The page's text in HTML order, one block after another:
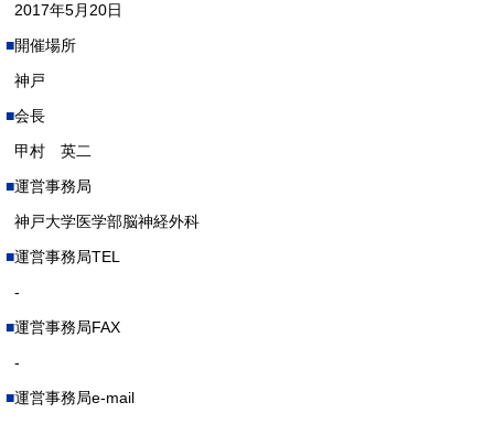
2017年5月20日
開催場所
神戸
会長
甲村 英二
運営事務局
神戸大学医学部脳神経外科
運営事務局TEL
-
運営事務局FAX
-
運営事務局e-mail